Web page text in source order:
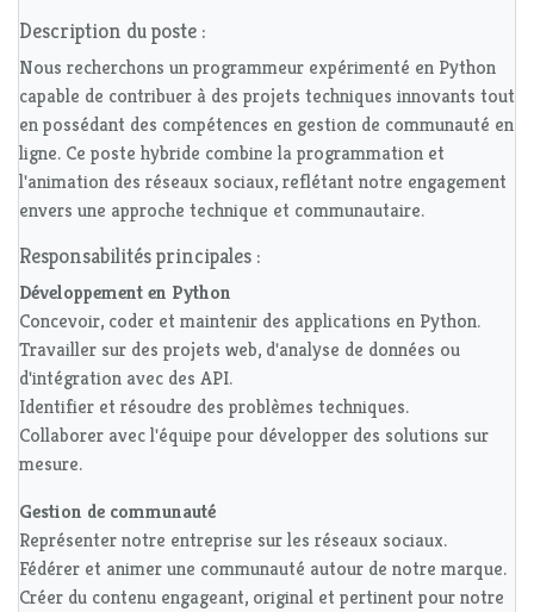
Description du poste :
Nous recherchons un programmeur expérimenté en Python
capable de contribuer à des projets techniques innovants tout
en possédant des compétences en gestion de communauté en
ligne. Ce poste hybride combine la programmation et
l'animation des réseaux sociaux, reflétant notre engagement
envers une approche technique et communautaire.
Responsabilités principales :
Développement en Python
Concevoir, coder et maintenir des applications en Python.
Travailler sur des projets web, d'analyse de données ou
d'intégration avec des API.
Identifier et résoudre des problèmes techniques.
Collaborer avec l'équipe pour développer des solutions sur
mesure.
Gestion de communauté
Représenter notre entreprise sur les réseaux sociaux.
Fédérer et animer une communauté autour de notre marque.
Créer du contenu engageant, original et pertinent pour notre